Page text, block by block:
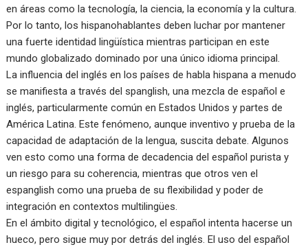
en áreas como la tecnología, la ciencia, la economía y la cultura.
Por lo tanto, los hispanohablantes deben luchar por mantener
una fuerte identidad lingüística mientras participan en este
mundo globalizado dominado por una único idioma principal.
La influencia del inglés en los países de habla hispana a menudo
se manifiesta a través del spanglish, una mezcla de español e
inglés, particularmente común en Estados Unidos y partes de
América Latina. Este fenómeno, aunque inventivo y prueba de la
capacidad de adaptación de la lengua, suscita debate. Algunos
ven esto como una forma de decadencia del español purista y
un riesgo para su coherencia, mientras que otros ven el
espanglish como una prueba de su flexibilidad y poder de
integración en contextos multilingües.
En el ámbito digital y tecnológico, el español intenta hacerse un
hueco, pero sigue muy por detrás del inglés. El uso del español